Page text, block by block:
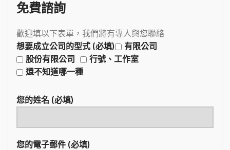
免費諮詢
歡迎填以下表單，我們將有專人與您聯絡
想要成立公司的型式 (必填)
有限公司
股份有限公司
行號、工作室
還不知道哪一種
您的姓名 (必填)
您的電子郵件 (必填)